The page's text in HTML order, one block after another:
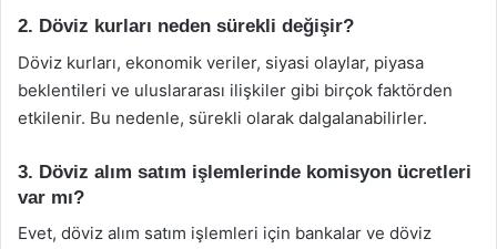
2. Döviz kurları neden sürekli değişir?
Döviz kurları, ekonomik veriler, siyasi olaylar, piyasa
beklentileri ve uluslararası ilişkiler gibi birçok faktörden
etkilenir. Bu nedenle, sürekli olarak dalgalanabilirler.
3. Döviz alım satım işlemlerinde komisyon ücretleri
var mı?
Evet, döviz alım satım işlemleri için bankalar ve döviz